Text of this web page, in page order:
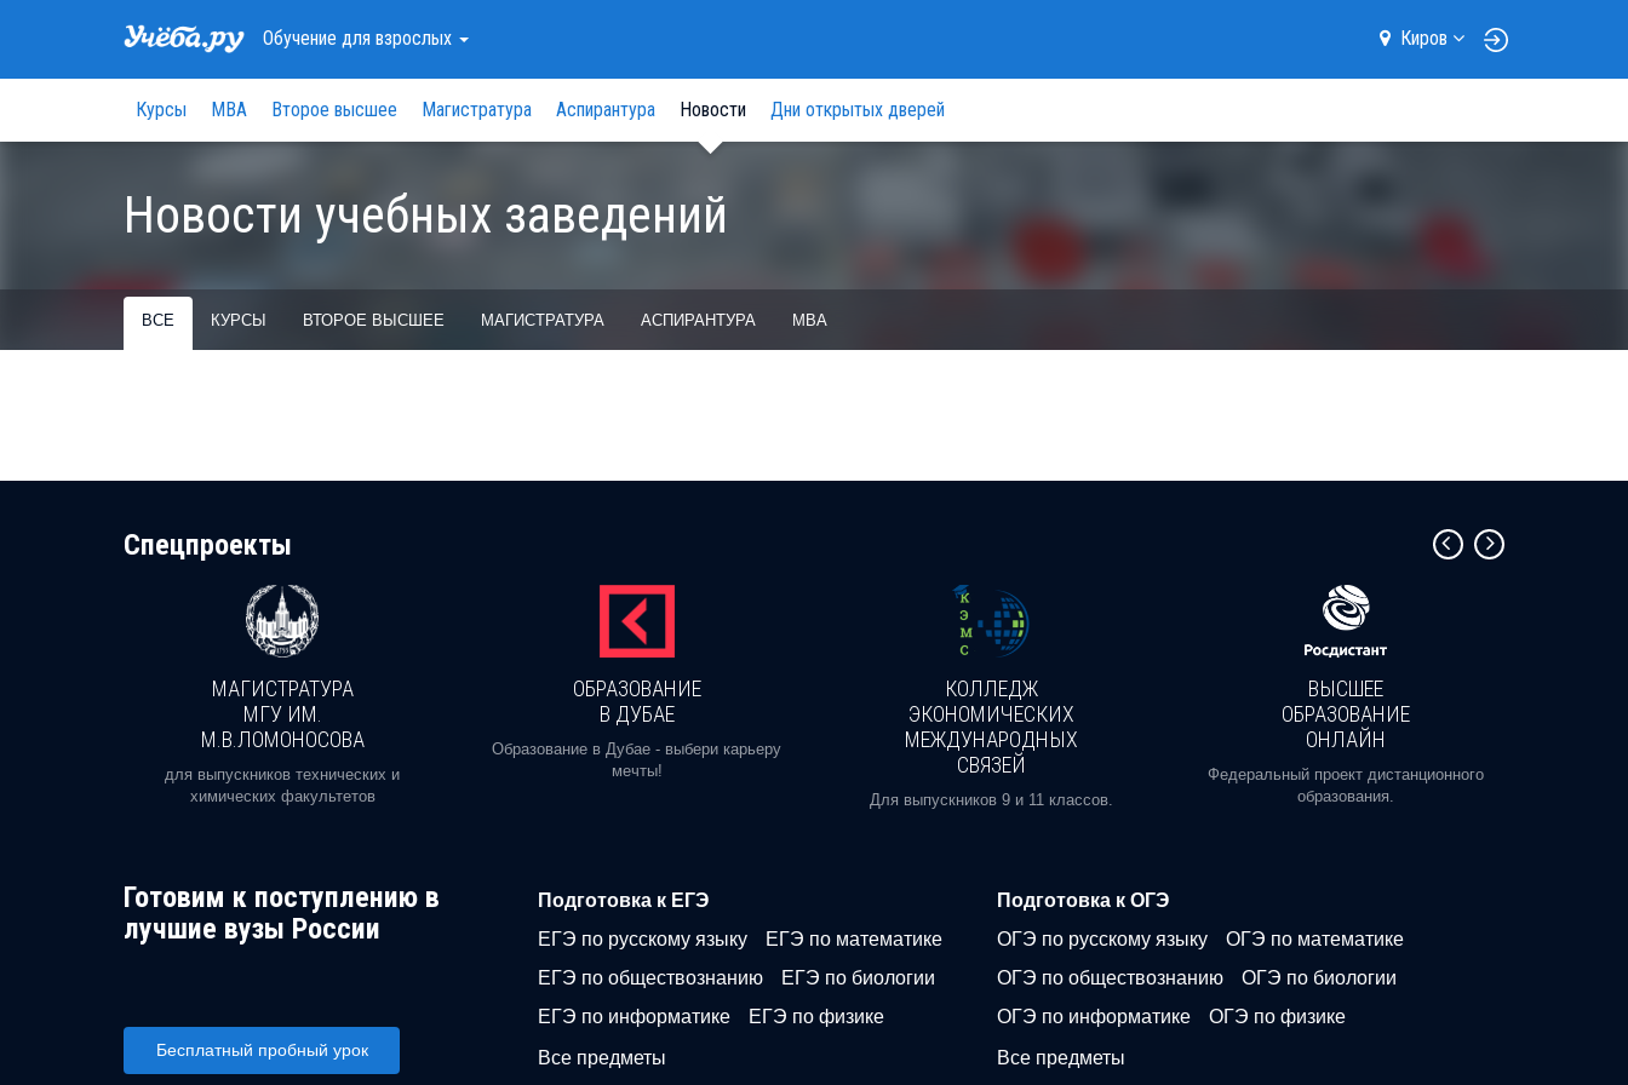
Обучениедля взрослых Киров
Курсы МВА Второе высшее Магистратура Аспирантура Новости Дни открытых дверей
Новости учебных заведений
ВСЕ КУРСЫ ВТОРОЕ ВЫСШЕЕ МАГИСТРАТУРА АСПИРАНТУРА MBA
Cпецпроекты
МАГИСТРАТУРА
МГУ ИМ.
М.В.ЛОМОНОСОВА
для выпускников технических и
химических факультетов
ОБРАЗОВАНИЕ
В ДУБАЕ
Образование в Дубае - выбери карьеру
мечты!
КОЛЛЕДЖ
ЭКОНОМИЧЕСКИХ
МЕЖДУНАРОДНЫХ
СВЯЗЕЙ
Для выпускников 9 и 11 классов.
ВЫСШЕЕ
ОБРАЗОВАНИЕ
ОНЛАЙН
Федеральный проект дистанционного
образования.
Готовим к поступлению в
лучшие вузы России
Бесплатный пробный урок
Подготовка к ЕГЭ
ЕГЭ по русскому языку
ЕГЭ по математике
ЕГЭ по обществознанию
ЕГЭ по биологии
ЕГЭ по информатике
ЕГЭ по физике
Все предметы
Подготовка к ОГЭ
ОГЭ по русскому языку
ОГЭ по математике
ОГЭ по обществознанию
ОГЭ по биологии
ОГЭ по информатике
ОГЭ по физике
Все предметы